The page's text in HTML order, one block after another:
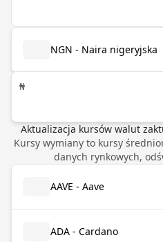
NGN - Naira nigeryjska
₦
Aktualizacja kursów walut
Kursy wymiany to kursy
danych rynkowych,
AAVE - Aave
ADA - Cardano